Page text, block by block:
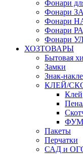
Фонари
Фонари
Фонари
Фонари
Фонари
ХОЗТОВАРЫ
Бытовая
Замки
Знак-
КЛЕЙ/
Клей
ФУМ
Пакеты
Перчатки
САД и